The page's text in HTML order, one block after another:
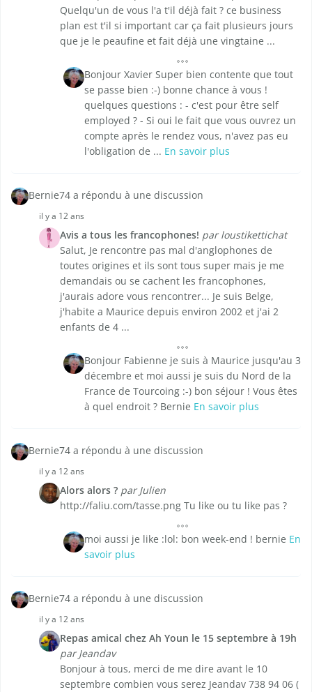
Quelqu'un de vous l'a t'il déjà fait ? ce business
plan est t'il si important car ça fait plusieurs jours
que je le peaufine et fait déjà une vingtaine ...
Bonjour Xavier Super bien contente que tout
se passe bien :-) bonne chance à vous !
quelques questions : - c'est pour être self
employed ? - Si oui le fait que vous ouvrez un
compte après le rendez vous, n'avez pas eu
l'obligation de ... En savoir plus
Bernie74 a répondu à une discussion
il y a 12 ans
Avis a tous les francophones! par loustikettichat
Salut, Je rencontre pas mal d'anglophones de
toutes origines et ils sont tous super mais je me
demandais ou se cachent les francophones,
j'aurais adore vous rencontrer... Je suis Belge,
j'habite a Maurice depuis environ 2002 et j'ai 2
enfants de 4 ...
Bonjour Fabienne je suis à Maurice jusqu'au 3
décembre et moi aussi je suis du Nord de la
France de Tourcoing :-) bon séjour ! Vous êtes
à quel endroit ? Bernie En savoir plus
Bernie74 a répondu à une discussion
il y a 12 ans
Alors alors ? par Julien
http://faliu.com/tasse.png Tu like ou tu like pas ?
moi aussi je like :lol: bon week-end ! bernie En
savoir plus
Bernie74 a répondu à une discussion
il y a 12 ans
Repas amical chez Ah Youn le 15 septembre à 19h
par Jeandav
Bonjour à tous, merci de me dire avant le 10
septembre combien vous serez Jeandav 738 94 06 (